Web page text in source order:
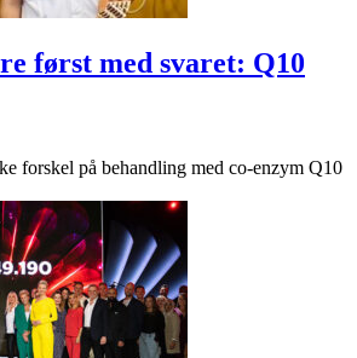
først med svaret: Q10
forskel på behandling med co-enzym Q10